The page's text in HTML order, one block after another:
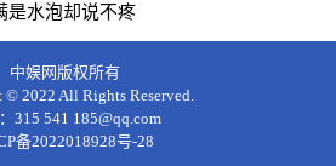
是水泡却说不疼
中娱网版权所有
© 2022 All Rights Reserved.
315 541 185@qq.com
备2022018928号-28